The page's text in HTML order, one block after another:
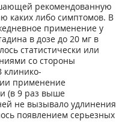
рекомендованную
каких либо симптомов. В
применение у
в дозе до 20 мг в
статистически или
со стороны
клинико-
применение
(в 9 раз выше
не вызывало удлинения
появлением серьезных